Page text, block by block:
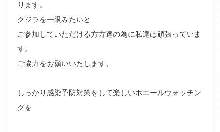
ります。
クジラを一眼みたいと
ご参加していただける方方達の為に私達は頑張っていま
す。
ご協力をお願いいたします。
しっかり感染予防対策をして楽しいホエールウォッチン
グを